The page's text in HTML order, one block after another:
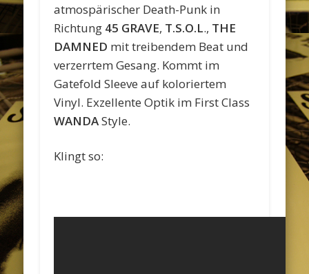
atmospärischer Death-Punk in
Richtung 45 GRAVE, T.S.O.L., THE
DAMNED mit treibendem Beat und
verzerrtem Gesang. Kommt im
Gatefold Sleeve auf koloriertem
Vinyl. Exzellente Optik im First Class
WANDAStyle.
Klingt so: